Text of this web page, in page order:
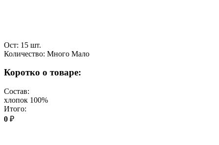
Ост: 15 шт.
Количество: Много Мало
Коротко о товаре:
Состав:
хлопок 100%
Итого:
0 ₽